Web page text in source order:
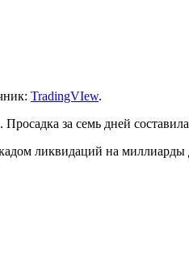
TradingVIew.
за семь дней
ликвидаций на миллиарды